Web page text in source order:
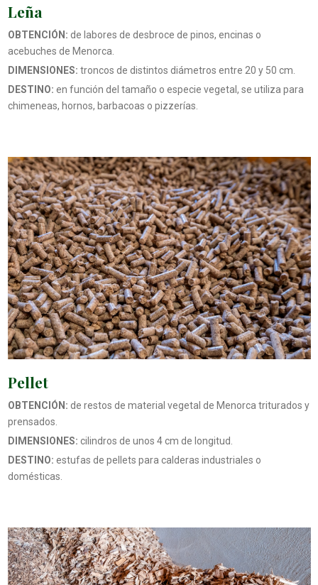
Leña
OBTENCIÓN: de labores de desbroce de pinos, encinas o
acebuches de Menorca.
DIMENSIONES: troncos de distintos diámetros entre 20 y 50 cm.
DESTINO: en función del tamaño o especie vegetal, se utiliza para
chimeneas, hornos, barbacoas o pizzerías.
Pellet
OBTENCIÓN: de restos de material vegetal de Menorca triturados y
prensados.
DIMENSIONES: cilindros de unos 4 cm de longitud.
DESTINO: estufas de pellets para calderas industriales o
domésticas.